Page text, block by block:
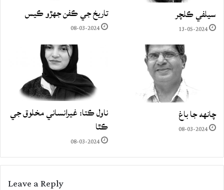
سيلفي ڪلچر
13-05-2024
تاريخ جي ڪفن جھڙو ڪيس
08-03-2024
چانهه جا باغ
08-03-2024
ناول ڪتا: غيرانساني مخلوق جي
ڪٿا
08-03-2024
Leave a Reply